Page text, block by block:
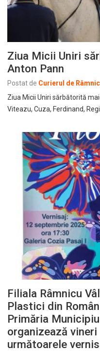
Ziua Micii Uniri
Anton Pann
Postat de Curierul de Râmnic
Ziua Micii Uniri sărbătorită
Viteazu, Cuza, Ferdinand,
Filiala Râmnicu
Plastici din
Primăria
organizează
următoarele